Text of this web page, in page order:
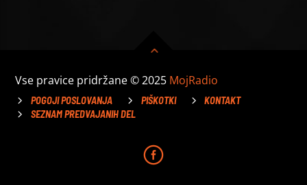
Vse pravice pridržane © 2025 MojRadio
POGOJI POSLOVANJA PIŠKOTKI
KONTAKT
SEZNAM PREDVAJANIH DEL